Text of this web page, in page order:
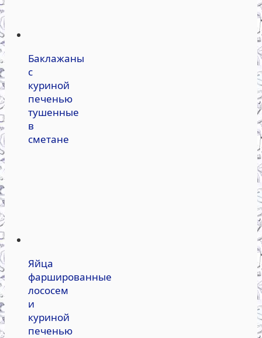
Баклажаны
с
куриной
печенью
тушенные
в
сметане
Яйца
фаршированные
лососем
и
куриной
печенью